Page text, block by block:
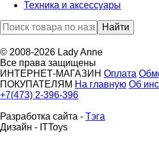
Техника и аксессуары
© 2008-2026 Lady Anne
Все права защищены
ИНТЕРНЕТ-МАГАЗИН Оплата
ПОКУПАТЕЛЯМ На главную Об
+7(473) 2-396-396
Разработка сайта - Тэга
Дизайн - ITToys